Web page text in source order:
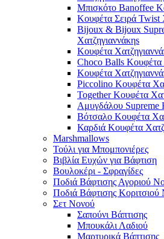
Μπισκότο Banoffee
Κουφέτα Σειρά Twist
Bijoux & Bijoux
Χατζηγιαννάκηs
Κουφέτα
Choco Balls Κουφέτα
Κουφέτα
Piccolino Κουφέτα
Together Κουφέτα
Αμυγδάλου Supreme
Βότσαλο Κουφέτα
Καρδιά Κουφέτα
Marshmallows
Τούλι για Μπομπονιέρες
Βιβλία Ευχών για Βάφτιση
Βουλοκέρι - Σφραγίδες
Ποδιά Βάφτισης Αγοριού
Ποδιά Βάφτισης
Σετ Νονού
Σαπούνι Βάπτισης
Μπουκάλι Λαδιού
Μαρτυρικά Βάπτισης